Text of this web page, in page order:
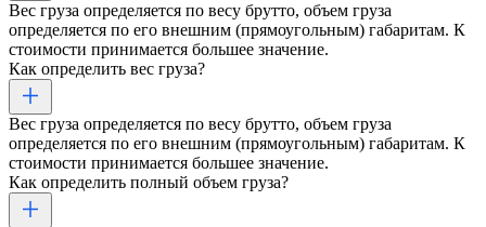
Вес груза определяется по весу брутто, объем груза
определяется по его внешним (прямоугольным) габаритам. К
стоимости принимается большее значение.
Как определить вес груза?
Вес груза определяется по весу брутто, объем груза
определяется по его внешним (прямоугольным) габаритам. К
стоимости принимается большее значение.
Как определить полный объем груза?